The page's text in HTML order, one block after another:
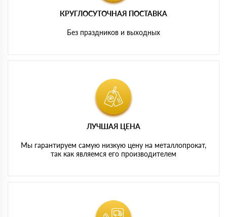
КРУГЛОСУТОЧНАЯ ПОСТАВКА
Без праздников и выходных
ЛУЧШАЯ ЦЕНА
Мы гарантируем самую низкую цену на металлопрокат,
так как являемся его производителем